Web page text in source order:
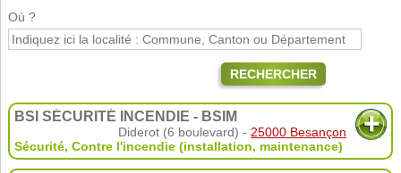
Où ?
RECHERCHER
BSI SÉCURITÉ INCENDIE - BSIM
Diderot (6 boulevard) - 25000 Besançon
Sécurité, Contre l'incendie (installation, maintenance)